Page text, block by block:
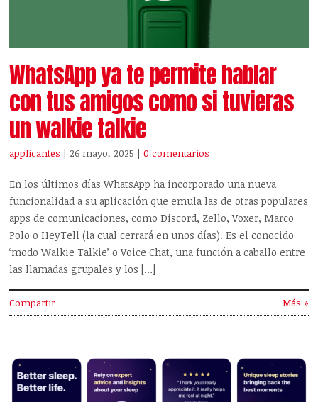
WhatsApp ya te permite hablar
con tus amigos como si tuvieras
un walkie talkie
applicantes | 26 mayo, 2025 |0 comentarios
En los últimos días WhatsApp ha incorporado una nueva
funcionalidad a su aplicación que emula las de otras populares
apps de comunicaciones, como Discord, Zello, Voxer, Marco
Polo o HeyTell (la cual cerrará en unos días). Es el conocido
‘modo Walkie Talkie’ o Voice Chat, una función a caballo entre
las llamadas grupales y los […]
Compartir Más »